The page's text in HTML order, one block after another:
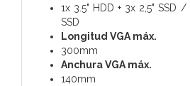
1x 3.5" HDD + 3x 2,5" SSD /
SSD
Longitud VGA máx.
300mm
Anchura VGA máx.
140mm